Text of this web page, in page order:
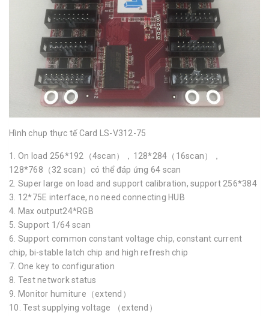
Hình chụp thực tế Card LS-V312-75
1. On load 256*192（4scan），128*284（16scan），
128*768（32 scan）có thể đáp ứng 64 scan
2. Super large on load and support calibration, support 256*384
3. 12*75E interface, no need connecting HUB
4. Max output24*RGB
5. Support 1/64 scan
6. Support common constant voltage chip, constant current
chip, bi-stable latch chip and high refresh chip
7. One key to configuration
8. Test network status
9. Monitor humiture（extend）
10. Test supplying voltage （extend）